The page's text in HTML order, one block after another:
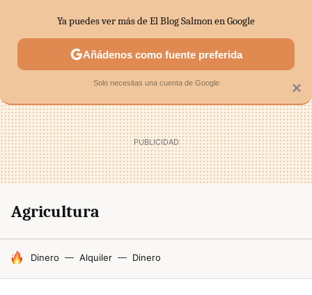
SECTORES ECONOMÍA DOMÉSTICA MERCADOS
Agricultura
HOY SE HABLA DE
Dinero Alquiler Dinero
×
Ya puedes ver más de El Blog Salmon en Google
Añádenos como fuente preferida
Solo necesitas una cuenta de Google